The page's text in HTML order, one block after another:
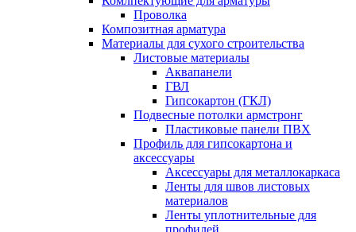
Проволка
Композитная арматура
Материалы для сухого строительства
Листовые материалы
Аквапанели
ГВЛ
Гипсокартон (ГКЛ)
Подвесные потолки армстронг
Пластиковые панели ПВХ
Профиль для гипсокартона и
аксессуары
Аксессуары для металлокаркаса
Ленты для швов листовых
материалов
Ленты уплотнительные для
профилей